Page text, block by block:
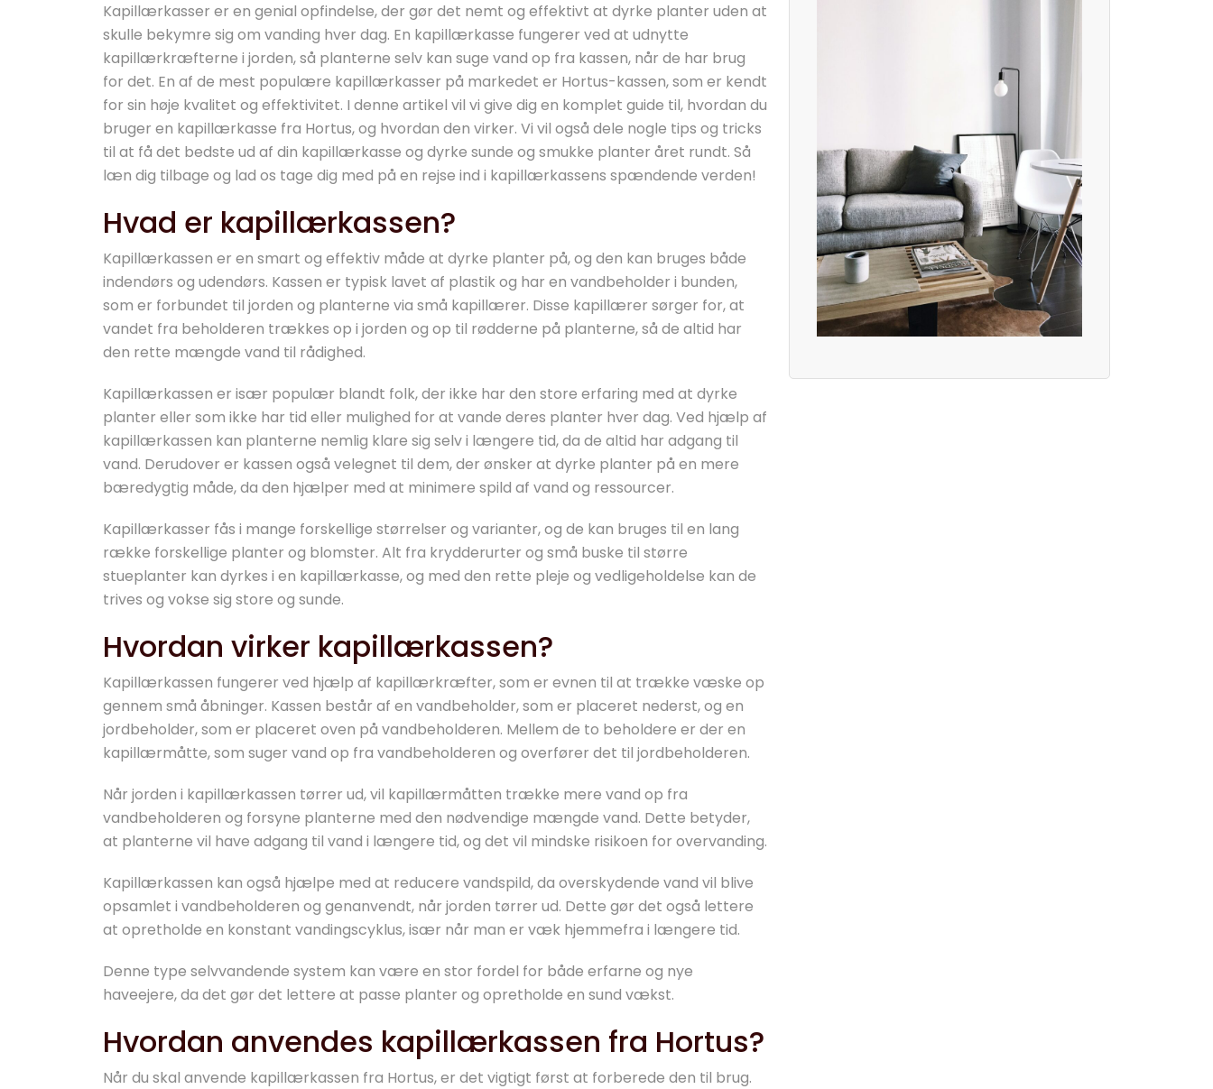
Kapillærkasser er en genial opfindelse, der gør det nemt og effektivt at dyrke planter uden at
skulle bekymre sig om vanding hver dag. En kapillærkasse fungerer ved at udnytte
kapillærkræfterne i jorden, så planterne selv kan suge vand op fra kassen, når de har brug
for det. En af de mest populære kapillærkasser på markedet er Hortus-kassen, som er kendt
for sin høje kvalitet og effektivitet. I denne artikel vil vi give dig en komplet guide til, hvordan du
bruger en kapillærkasse fra Hortus, og hvordan den virker. Vi vil også dele nogle tips og tricks
til at få det bedste ud af din kapillærkasse og dyrke sunde og smukke planter året rundt. Så
læn dig tilbage og lad os tage dig med på en rejse ind i kapillærkassens spændende verden!
Hvad er kapillærkassen?
Kapillærkassen er en smart og effektiv måde at dyrke planter på, og den kan bruges både
indendørs og udendørs. Kassen er typisk lavet af plastik og har en vandbeholder i bunden,
som er forbundet til jorden og planterne via små kapillærer. Disse kapillærer sørger for, at
vandet fra beholderen trækkes op i jorden og op til rødderne på planterne, så de altid har
den rette mængde vand til rådighed.
Kapillærkassen er især populær blandt folk, der ikke har den store erfaring med at dyrke
planter eller som ikke har tid eller mulighed for at vande deres planter hver dag. Ved hjælp af
kapillærkassen kan planterne nemlig klare sig selv i længere tid, da de altid har adgang til
vand. Derudover er kassen også velegnet til dem, der ønsker at dyrke planter på en mere
bæredygtig måde, da den hjælper med at minimere spild af vand og ressourcer.
Kapillærkasser fås i mange forskellige størrelser og varianter, og de kan bruges til en lang
række forskellige planter og blomster. Alt fra krydderurter og små buske til større
stueplanter kan dyrkes i en kapillærkasse, og med den rette pleje og vedligeholdelse kan de
trives og vokse sig store og sunde.
Hvordan virker kapillærkassen?
Kapillærkassen fungerer ved hjælp af kapillærkræfter, som er evnen til at trække væske op
gennem små åbninger. Kassen består af en vandbeholder, som er placeret nederst, og en
jordbeholder, som er placeret oven på vandbeholderen. Mellem de to beholdere er der en
kapillærmåtte, som suger vand op fra vandbeholderen og overfører det til jordbeholderen.
Når jorden i kapillærkassen tørrer ud, vil kapillærmåtten trække mere vand op fra
vandbeholderen og forsyne planterne med den nødvendige mængde vand. Dette betyder,
at planterne vil have adgang til vand i længere tid, og det vil mindske risikoen for overvanding.
Kapillærkassen kan også hjælpe med at reducere vandspild, da overskydende vand vil blive
opsamlet i vandbeholderen og genanvendt, når jorden tørrer ud. Dette gør det også lettere
at opretholde en konstant vandingscyklus, især når man er væk hjemmefra i længere tid.
Denne type selvvandende system kan være en stor fordel for både erfarne og nye
haveejere, da det gør det lettere at passe planter og opretholde en sund vækst.
Hvordan anvendes kapillærkassen fra Hortus?
Når du skal anvende kapillærkassen fra Hortus, er det vigtigt først at forberede den til brug.